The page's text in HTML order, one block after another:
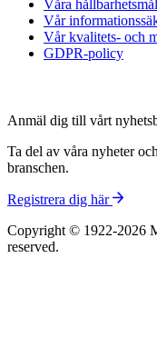
Våra hållbarhetsmål
Vår
Vår kvalitets- och
GDPR-policy
Anmäl dig till vårt
Ta del av våra nyheter
branschen.
Registrera dig här
Copyright © 1922-2026
reserved.